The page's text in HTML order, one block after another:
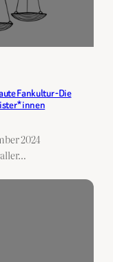
Fankultur -Die
2024